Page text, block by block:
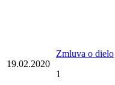
19.02.2020
Zmluva o dielo
1